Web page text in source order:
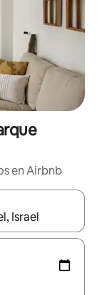
en Airbnb
con las